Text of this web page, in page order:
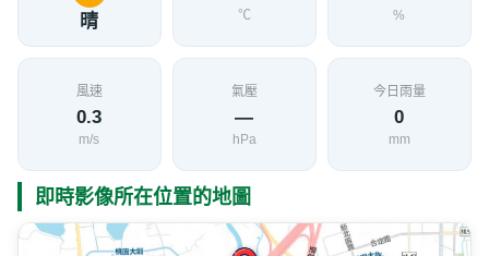
晴 ℃ %
風速
0.3
m/s
氣壓
—
hPa
今日雨量
0
mm
即時影像所在位置的地圖